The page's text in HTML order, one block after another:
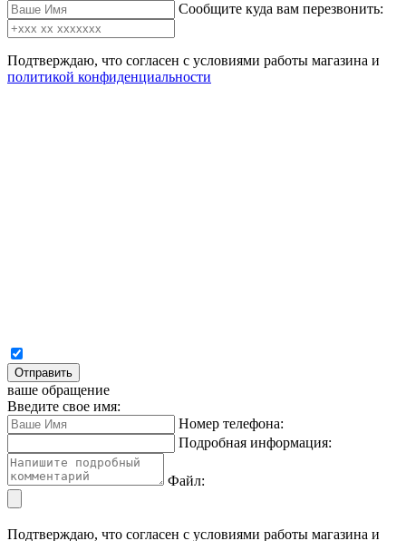
Сообщите куда вам перезвонить:
Подтверждаю, что согласен с условиями работы магазина и
политикой конфиденциальности
Отправить
ваше обращение
Введите свое имя:
Номер телефона:
Подробная информация:
Файл:
Подтверждаю, что согласен с условиями работы магазина и